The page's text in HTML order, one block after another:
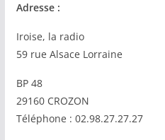
Adresse :
Iroise, la radio
59 rue Alsace Lorraine
BP 48
29160 CROZON
Téléphone : 02.98.27.27.27